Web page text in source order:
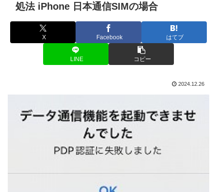
処法 iPhone 日本通信SIMの場合
X Facebook はてブ
LINE コピー
2024.12.26